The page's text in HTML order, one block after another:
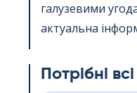
галузевими
актуальна
Потрібні всі